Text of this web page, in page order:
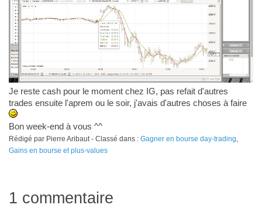
Je reste cash pour le moment chez IG, pas refait d'autres
trades ensuite l'aprem ou le soir, j'avais d'autres choses à faire
Bon week-end à vous ^^
Rédigé par Pierre Aribaut - Classé dans : Gagner en bourse day-trading
Gains en bourse et plus-values
1 commentaire